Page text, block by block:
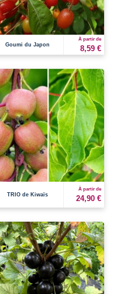
Goumi du Japon
À partir de
8,59 €
TRIO de Kiwaïs
À partir de
24,90 €